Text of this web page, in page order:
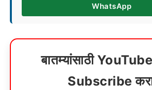
WhatsApp
बातम्यांसाठी
Subscribe